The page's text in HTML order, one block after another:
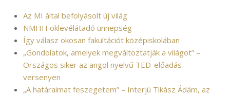
Az MI által befolyásolt új világ
NMHH oklevélátadó ünnepség
Így válasz okosan fakultációt középiskolában
„Gondolatok, amelyek megváltoztatják a világot” –
Országos siker az angol nyelvű TED-előadás
versenyen
„A határaimat feszegetem” – Interjú Tikász Ádám, az